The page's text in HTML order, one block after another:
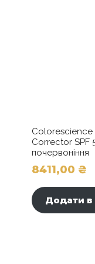
Colorescience
Corrector SPF
почервоніння
8411,00 ₴
Додати